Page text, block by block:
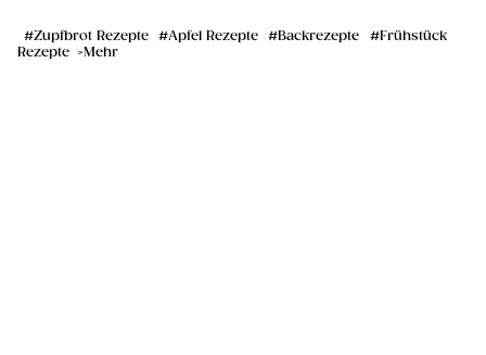
Zupfbrot Rezepte Apfel Rezepte Backrezepte
Frühstück
Rezepte
Mehr